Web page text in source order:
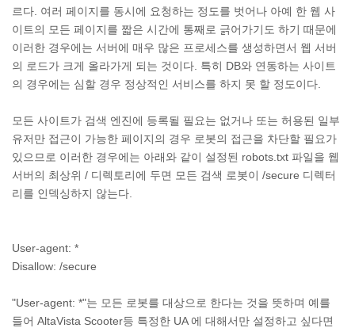
르다. 여러 페이지를 동시에 요청하는 정도를 벗어나 아예 한 웹 사
이트의 모든 페이지를 짧은 시간에 통째로 긁어가기도 하기 때문에
이러한 경우에는 서버에 매우 많은 프로세스를 생성하면서 웹 서버
의 로드가 크게 올라가게 되는 것이다. 특히 DB와 연동하는 사이트
의 경우에는 심할 경우 정상적인 서비스를 하지 못 할 정도이다.
모든 사이트가 검색 엔진에 등록될 필요는 없거나 또는 허용된 일부
유저만 접근이 가능한 페이지의 경우 로봇의 접근을 차단할 필요가
있으므로 이러한 경우에는 아래와 같이 설정된 robots.txt 파일을 웹
서버의 최상위 / 디렉토리에 두면 모든 검색 로봇이 /secure 디렉터
리를 인덱싱하지 않는다.
User-agent: *
Disallow: /secure
"User-agent: *"는 모든 로봇를 대상으로 한다는 것을 뜻하며 예를
들어 AltaVista Scooter등 특정한 UA 에 대해서만 설정하고 싶다면